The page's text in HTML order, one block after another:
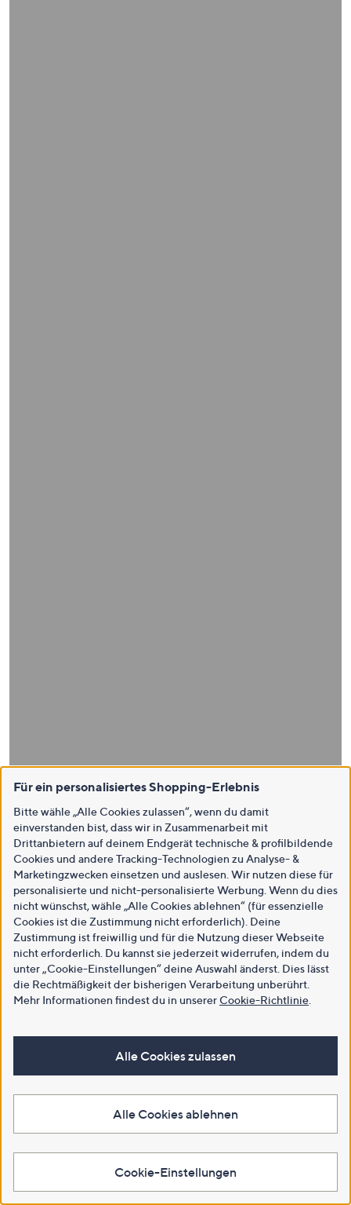
Für ein personalisiertes Shopping-Erlebnis
Bitte wähle „Alle Cookies zulassen“, wenn du damit
einverstanden bist, dass wir in Zusammenarbeit mit
Drittanbietern auf deinem Endgerät technische & profilbildende
Cookies und andere Tracking-Technologien zu Analyse- &
Marketingzwecken einsetzen und auslesen. Wir nutzen diese für
personalisierte und nicht-personalisierte Werbung. Wenn du dies
nicht wünschst, wähle „Alle Cookies ablehnen“ (für essenzielle
Cookies ist die Zustimmung nicht erforderlich). Deine
Zustimmung ist freiwillig und für die Nutzung dieser Webseite
nicht erforderlich. Du kannst sie jederzeit widerrufen, indem du
unter „Cookie-Einstellungen“ deine Auswahl änderst. Dies lässt
die Rechtmäßigkeit der bisherigen Verarbeitung unberührt.
Mehr Informationen findest du in unsererCookie-Richtlinie
Alle Cookies zulassen
Alle Cookies ablehnen
Cookie-Einstellungen